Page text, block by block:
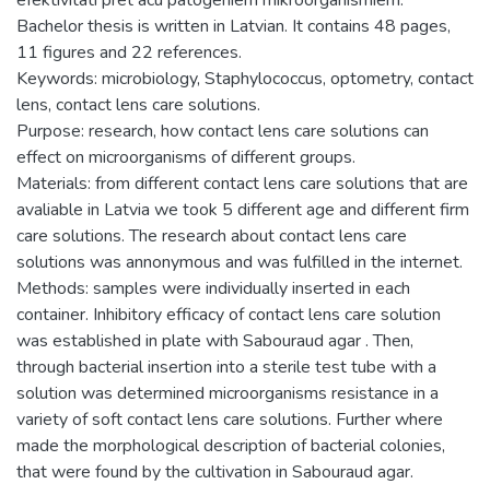
Bachelor thesis is written in Latvian. It contains 48 pages,
11 figures and 22 references.
Keywords: microbiology, Staphylococcus, optometry, contact
lens, contact lens care solutions.
Purpose: research, how contact lens care solutions can
effect on microorganisms of different groups.
Materials: from different contact lens care solutions that are
avaliable in Latvia we took 5 different age and different firm
care solutions. The research about contact lens care
solutions was annonymous and was fulfilled in the internet.
Methods: samples were individually inserted in each
container. Inhibitory efficacy of contact lens care solution
was established in plate with Sabouraud agar . Then,
through bacterial insertion into a sterile test tube with a
solution was determined microorganisms resistance in a
variety of soft contact lens care solutions. Further where
made the morphological description of bacterial colonies,
that were found by the cultivation in Sabouraud agar.